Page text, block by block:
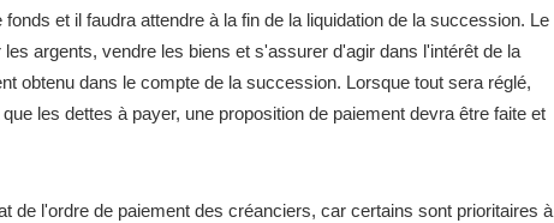
et il faudra attendre à la fin de la liquidation de la succession. Le
les argents, vendre les biens et s'assurer d'agir dans l'intérêt de la
obtenu dans le compte de la succession. Lorsque tout sera réglé,
les dettes à payer, une proposition de paiement devra être faite et
de l'ordre de paiement des créanciers, car certains sont prioritaires à